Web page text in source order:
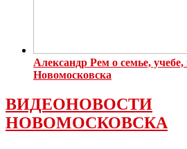
Александр Рем о семье,
Новомосковска
ВИДЕОНОВОСТИ
НОВОМОСКОВСКА